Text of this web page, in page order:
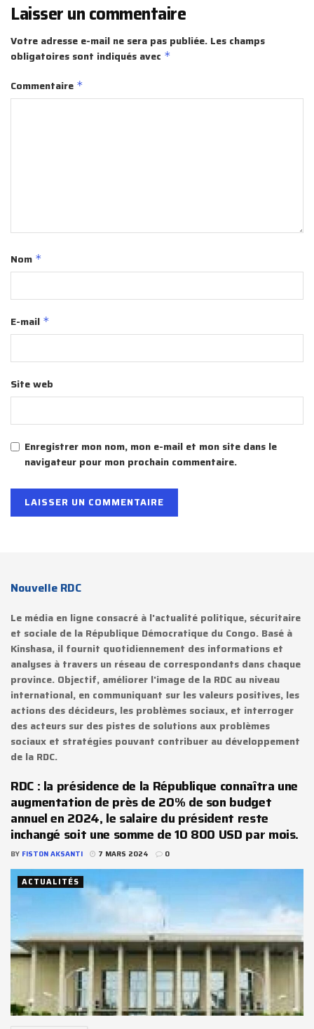
Laisser un commentaire
Votre adresse e-mail ne sera pas publiée. Les champs
obligatoires sont indiqués avec *
Commentaire *
Nom *
E-mail *
Site web
Enregistrer mon nom, mon e-mail et mon site dans le
navigateur pour mon prochain commentaire.
Nouvelle RDC
Le média en ligne consacré à l'actualité politique, sécuritaire
et sociale de la République Démocratique du Congo. Basé à
Kinshasa, il fournit quotidiennement des informations et
analyses à travers un réseau de correspondants dans chaque
province. Objectif, améliorer l'image de la RDC au niveau
international, en communiquant sur les valeurs positives, les
actions des décideurs, les problèmes sociaux, et interroger
des acteurs sur des pistes de solutions aux problèmes
sociaux et stratégies pouvant contribuer au développement
de la RDC.
RDC : la présidence de la République connaîtra une
augmentation de près de 20% de son budget
annuel en 2024, le salaire du président reste
inchangé soit une somme de 10 800 USD par mois.
BY FISTON AKSANTI 7 MARS 2024 0
ACTUALITÉS